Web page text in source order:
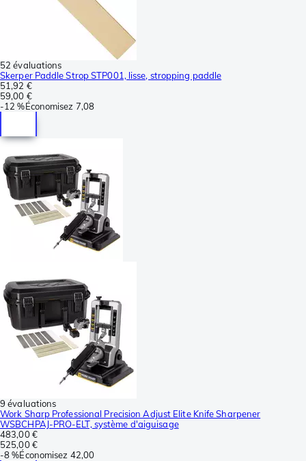
52 évaluations
Skerper Paddle Strop STP001, lisse, stropping paddle
51,92 €
59,00 €
-12 %Économisez 7,08
9 évaluations
Work Sharp Professional Precision Adjust Elite Knife Sharpener
WSBCHPAJ-PRO-ELT, système d'aiguisage
483,00 €
525,00 €
-8 %Économisez 42,00